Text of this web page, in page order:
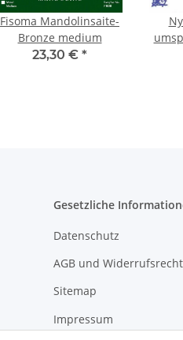
Fisoma Mandolinsaite-
Bronze medium
23,30 € *
Gesetzliche
Datenschutz
AGB und Widerrufsrecht
Sitemap
Impressum